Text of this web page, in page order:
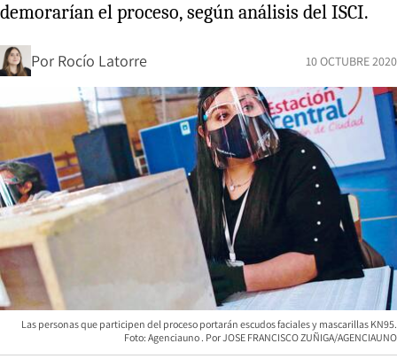
demorarían el proceso, según análisis del ISCI.
Por Rocío Latorre 10 OCTUBRE 2020
Las personas que participen del proceso portarán escudos faciales y mascarillas KN95.
Foto: Agenciauno
JOSE FRANCISCO ZUÑIGA/AGENCIAUNO